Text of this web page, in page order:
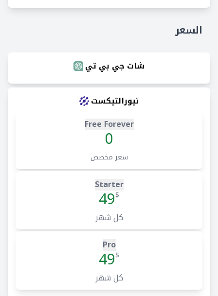
السعر
شات جي بي تي
نيورالتيكست
Free Forever
0
سعر مخصص
Starter
$
49
كل شهر
Pro
$
49
كل شهر